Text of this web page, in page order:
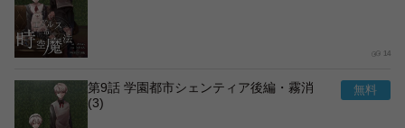
14
第9話 学園都市シェンティア後編・霧消
(3)